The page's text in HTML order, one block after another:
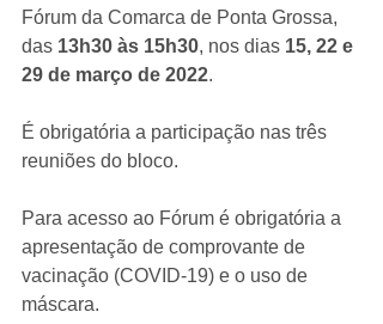
Fórum da Comarca de Ponta Grossa,
das 13h30 às 15h30, nos dias 15, 22 e
29 de março de 2022.
É obrigatória a participação nas três
reuniões do bloco.
Para acesso ao Fórum é obrigatória a
apresentação de comprovante de
vacinação (COVID-19) e o uso de
máscara.